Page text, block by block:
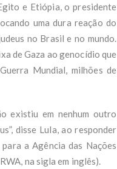
e Etiópia, o presidente
uma dura reação do
no Brasil e no mundo.
de Gaza ao genocídio que
Mundial, milhões de
existiu em nenhum outro
disse Lula, ao responder
a Agência das Nações
na sigla em inglês).